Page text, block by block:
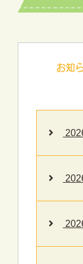
お知